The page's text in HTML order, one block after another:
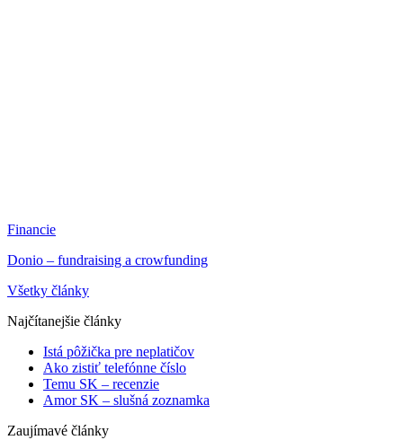
Financie
Donio – fundraising a crowfunding
Všetky články
Najčítanejšie články
Istá pôžička pre neplatičov
Ako zistiť telefónne číslo
Temu SK – recenzie
Amor SK – slušná zoznamka
Zaujímavé články